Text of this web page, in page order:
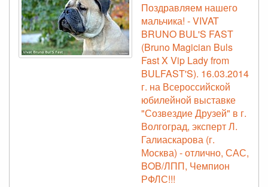
Поздравляем нашего
мальчика! - VIVAT
BRUNO BUL'S FAST
(Bruno Magician Buls
Fast X Vip Lady from
BULFAST'S). 16.03.2014
г. на Всероссийской
юбилейной выставке
"Созвездие Друзей" в г.
Волгоград, эксперт Л.
Галиаскарова (г.
Москва) - отлично, САС,
BOB/ЛПП, Чемпион
РФЛС!!!